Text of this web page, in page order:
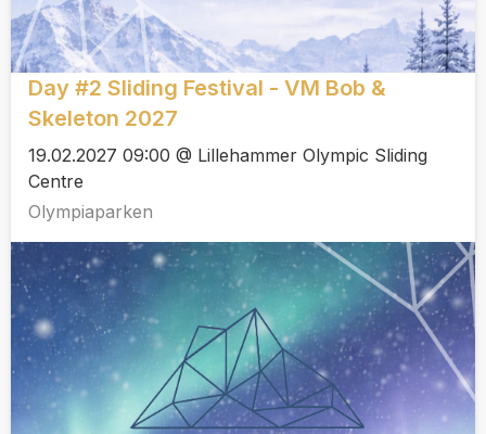
Day #2 Sliding Festival - VM Bob &
Skeleton 2027
19.02.2027 09:00 @ Lillehammer Olympic Sliding
Centre
Olympiaparken